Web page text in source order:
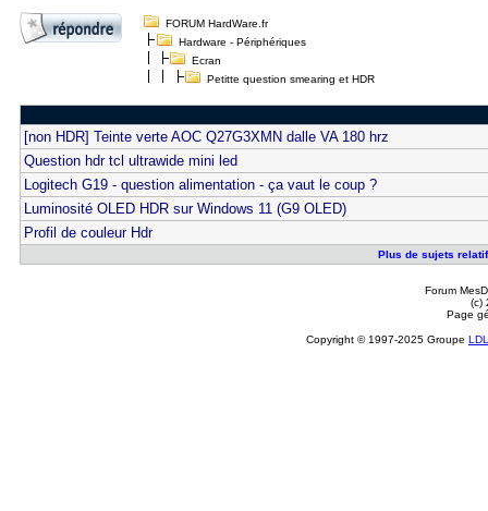
FORUM HardWare.fr
Hardware - Périphériques
Ecran
Petitte question smearing et HDR
[non HDR] Teinte verte AOC Q27G3XMN dalle VA 180 hrz
Question hdr tcl ultrawide mini led
Logitech G19 - question alimentation - ça vaut le coup ?
Luminosité OLED HDR sur Windows 11 (G9 OLED)
Profil de couleur Hdr
Plus de sujets
Forum
(c)
Page
Copyright © 1997-2025 Groupe